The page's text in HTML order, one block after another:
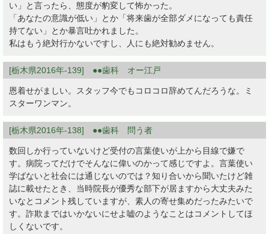
い」と言ったら、態度が豹変して怖かった。
「あなたの意識が低い」とか「将来歯が全部ダメになっても責任
持てない」とか暴言吐かれました。
私はもう絶対行かないですし、人にも絶対勧めません。
[栃木県2016年-139] ●●歯科 オー江戸
恩着せがましい。スタッフ今でもコロコロ辞めてんだろうな。ミ
スターワンマン。
[栃木県2016年-138] ●●歯科 問う者
数回しか行っていないけど受付の言葉使いが上から目線で嫌で
す。病院ってだけでそんなに偉いのかって感じですよ。言葉使い
学ばないと社会には通じないのでは？知り合いから聞いたけど雑
誌に載せたとき、当時院長が優秀な部下が居ますから大丈夫みた
いなとコメント残していますが、素人の寄せ集めだったみたいで
す。詐欺まではいかないにせよ嘘のようなことはコメントしてほ
しくないです。